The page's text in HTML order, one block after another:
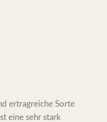
ertragreiche Sorte
eine sehr stark